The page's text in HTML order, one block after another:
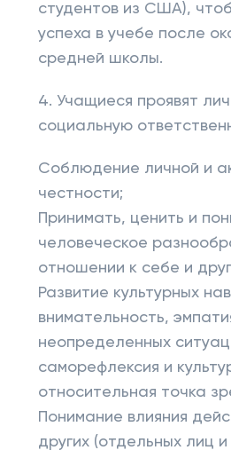
студентов из США),
успеха в учебе после
средней школы.
4. Учащиеся проявят
социальную
Соблюдение личной и
честности;
Принимать, ценить и
человеческое
отношении к себе и
Развитие культурных
внимательность,
неопределенных
саморефлексия и
относительная точка
Понимание влияния
других (отдельных лиц и